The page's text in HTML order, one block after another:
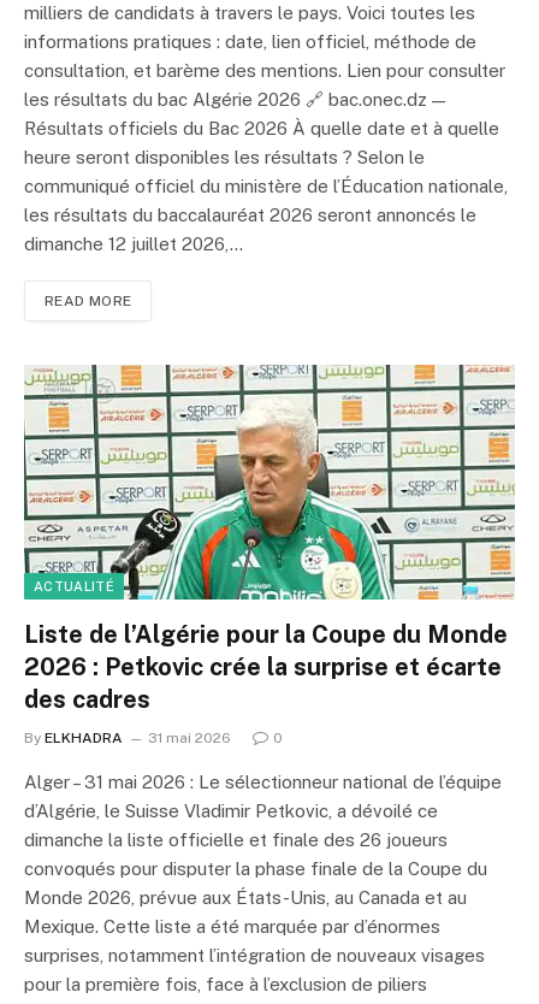
milliers de candidats à travers le pays. Voici toutes les
informations pratiques : date, lien officiel, méthode de
consultation, et barème des mentions. Lien pour consulter
les résultats du bac Algérie 2026 🔗 bac.onec.dz —
Résultats officiels du Bac 2026 À quelle date et à quelle
heure seront disponibles les résultats ? Selon le
communiqué officiel du ministère de l’Éducation nationale,
les résultats du baccalauréat 2026 seront annoncés le
dimanche 12 juillet 2026,…
READ MORE
ACTUALITÉ
Liste de l’Algérie pour la Coupe du Monde
2026 : Petkovic crée la surprise et écarte
des cadres
By ELKHADRA 31 mai 2026 0
Alger – 31 mai 2026 : Le sélectionneur national de l’équipe
d’Algérie, le Suisse Vladimir Petkovic, a dévoilé ce
dimanche la liste officielle et finale des 26 joueurs
convoqués pour disputer la phase finale de la Coupe du
Monde 2026, prévue aux États-Unis, au Canada et au
Mexique. Cette liste a été marquée par d’énormes
surprises, notamment l’intégration de nouveaux visages
pour la première fois, face à l’exclusion de piliers